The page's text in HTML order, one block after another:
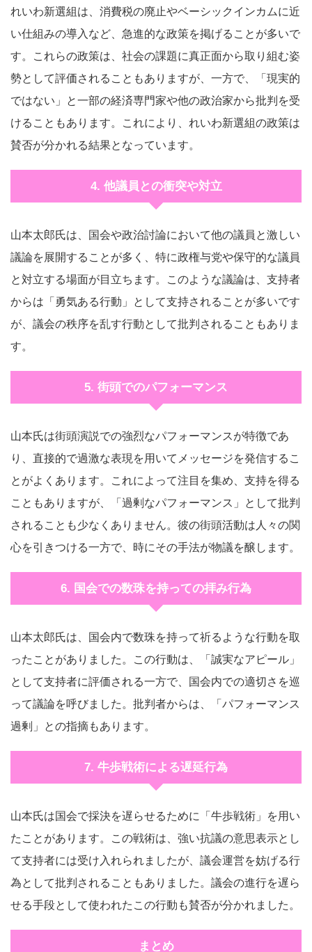
れいわ新選組は、消費税の廃止やベーシックインカムに近
い仕組みの導入など、急進的な政策を掲げることが多いで
す。これらの政策は、社会の課題に真正面から取り組む姿
勢として評価されることもありますが、一方で、「現実的
ではない」と一部の経済専門家や他の政治家から批判を受
けることもあります。これにより、れいわ新選組の政策は
賛否が分かれる結果となっています。
4. 他議員との衝突や対立
山本太郎氏は、国会や政治討論において他の議員と激しい
議論を展開することが多く、特に政権与党や保守的な議員
と対立する場面が目立ちます。このような議論は、支持者
からは「勇気ある行動」として支持されることが多いです
が、議会の秩序を乱す行動として批判されることもありま
す。
5. 街頭でのパフォーマンス
山本氏は街頭演説での強烈なパフォーマンスが特徴であ
り、直接的で過激な表現を用いてメッセージを発信するこ
とがよくあります。これによって注目を集め、支持を得る
こともありますが、「過剰なパフォーマンス」として批判
されることも少なくありません。彼の街頭活動は人々の関
心を引きつける一方で、時にその手法が物議を醸します。
6. 国会での数珠を持っての拝み行為
山本太郎氏は、国会内で数珠を持って祈るような行動を取
ったことがありました。この行動は、「誠実なアピール」
として支持者に評価される一方で、国会内での適切さを巡
って議論を呼びました。批判者からは、「パフォーマンス
過剰」との指摘もあります。
7. 牛歩戦術による遅延行為
山本氏は国会で採決を遅らせるために「牛歩戦術」を用い
たことがあります。この戦術は、強い抗議の意思表示とし
て支持者には受け入れられましたが、議会運営を妨げる行
為として批判されることもありました。議会の進行を遅ら
せる手段として使われたこの行動も賛否が分かれました。
まとめ